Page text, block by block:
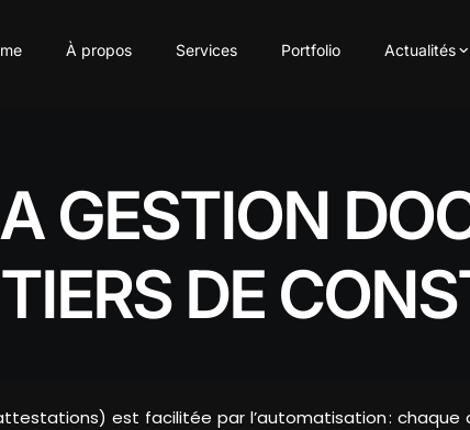
À propos Services Portfolio Actualités
GESTION
DE
est facilitée par l’automatisation :